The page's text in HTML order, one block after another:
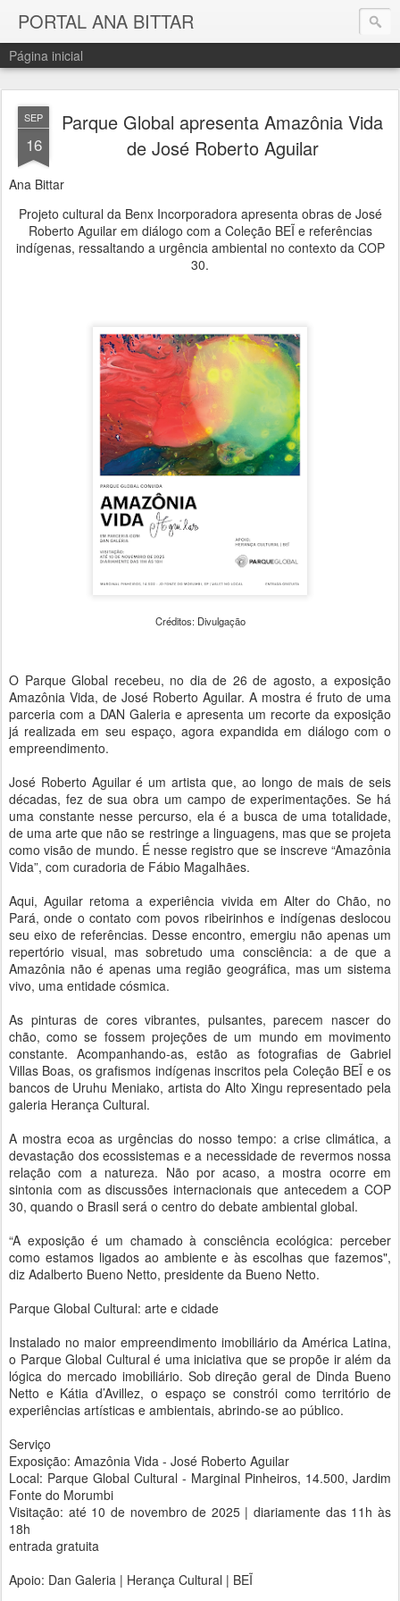
PORTAL ANA BITTAR
Página inicial
SEP
16
Parque Global apresenta Amazônia Vida
de José Roberto Aguilar
Ana Bittar
Projeto cultural da Benx Incorporadora apresenta obras de José
Roberto Aguilar em diálogo com a Coleção BEĨ e referências
indígenas, ressaltando a urgência ambiental no contexto da COP
30.
Créditos: Divulgação
O Parque Global recebeu, no dia de 26 de agosto, a exposição
Amazônia Vida, de José Roberto Aguilar. A mostra é fruto de uma
parceria com a DAN Galeria e apresenta um recorte da exposição
já realizada em seu espaço, agora expandida em diálogo com o
empreendimento.
José Roberto Aguilar é um artista que, ao longo de mais de seis
décadas, fez de sua obra um campo de experimentações. Se há
uma constante nesse percurso, ela é a busca de uma totalidade,
de uma arte que não se restringe a linguagens, mas que se projeta
como visão de mundo. É nesse registro que se inscreve “Amazônia
Vida”, com curadoria de Fábio Magalhães.
Aqui, Aguilar retoma a experiência vivida em Alter do Chão, no
Pará, onde o contato com povos ribeirinhos e indígenas deslocou
seu eixo de referências. Desse encontro, emergiu não apenas um
repertório visual, mas sobretudo uma consciência: a de que a
Amazônia não é apenas uma região geográfica, mas um sistema
vivo, uma entidade cósmica.
As pinturas de cores vibrantes, pulsantes, parecem nascer do
chão, como se fossem projeções de um mundo em movimento
constante. Acompanhando-as, estão as fotografias de Gabriel
Villas Boas, os grafismos indígenas inscritos pela Coleção BEĨ e os
bancos de Uruhu Meniako, artista do Alto Xingu representado pela
galeria Herança Cultural.
A mostra ecoa as urgências do nosso tempo: a crise climática, a
devastação dos ecossistemas e a necessidade de revermos nossa
relação com a natureza. Não por acaso, a mostra ocorre em
sintonia com as discussões internacionais que antecedem a COP
30, quando o Brasil será o centro do debate ambiental global.
“A exposição é um chamado à consciência ecológica: perceber
como estamos ligados ao ambiente e às escolhas que fazemos",
diz Adalberto Bueno Netto, presidente da Bueno Netto.
Parque Global Cultural: arte e cidade
Instalado no maior empreendimento imobiliário da América Latina,
o Parque Global Cultural é uma iniciativa que se propõe ir além da
lógica do mercado imobiliário. Sob direção geral de Dinda Bueno
Netto e Kátia d’Avillez, o espaço se constrói como território de
experiências artísticas e ambientais, abrindo-se ao público.
Serviço
Exposição: Amazônia Vida - José Roberto Aguilar
Local: Parque Global Cultural - Marginal Pinheiros, 14.500, Jardim
Fonte do Morumbi
Visitação: até 10 de novembro de 2025 | diariamente das 11h às
18h
entrada gratuita
Apoio: Dan Galeria | Herança Cultural | BEĨ